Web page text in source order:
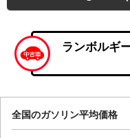
ランボルギ
全国のガソリン平均価格